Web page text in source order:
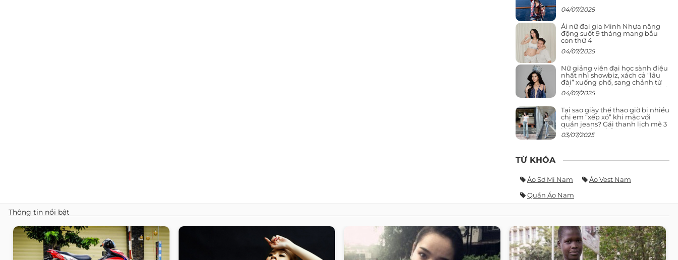
04/07/2025
Ái nữ đại gia Minh Nhựa năng
động suốt 9 tháng mang bầu
con thứ 4
04/07/2025
Nữ giảng viên đại học sành điệu
nhất nhì showbiz, xách cả “lâu
đài” xuống phố, sang chảnh từ
giảng đường ra phố khó ai đọ lại
04/07/2025
Tại sao giày thể thao giờ bị nhiều
chị em “xếp xó” khi mặc với
quần jeans? Gái thanh lịch mê 3
kiểu này hơn hẳn
03/07/2025
TỪ KHÓA
Áo Sơ Mi Nam
Áo Vest Nam
Quần Áo Nam
Thông tin nổi bật